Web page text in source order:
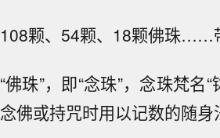
108颗、54颗、18颗佛珠……
“佛珠”，即“念珠”，念珠梵名
念佛或持咒时用以记数的随身